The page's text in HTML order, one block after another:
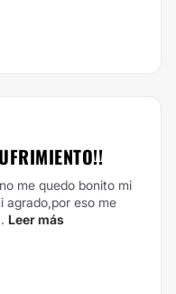
me quedo bonito mi
agrado,por eso me
Leer más